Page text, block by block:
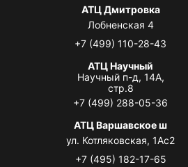
АТЦ Дмитровка
Лобненская 4
+7 (499) 110-28-43
АТЦ Научный
Научный п-д, 14А,
стр.8
+7 (499) 288-05-36
АТЦ Варшавское ш
ул. Котляковская, 1Ас2
+7 (495) 182-17-65